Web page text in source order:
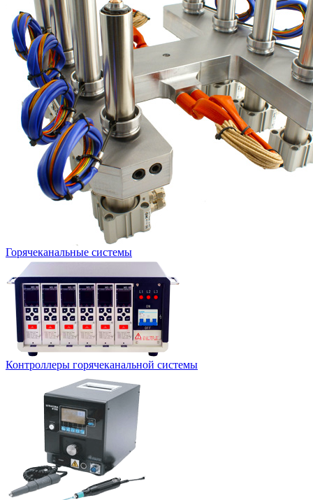
Горячеканальные системы
Контроллеры горячеканальной системы